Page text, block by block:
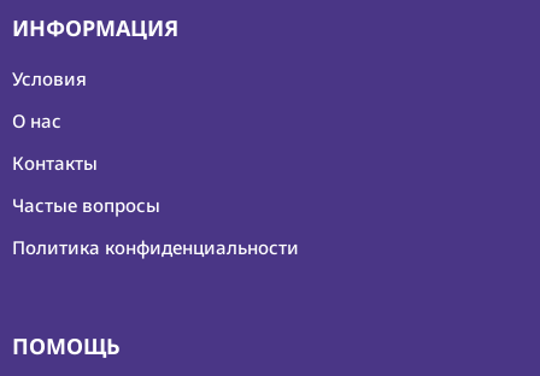
ИНФОРМАЦИЯ
Условия
О нас
Контакты
Частые вопросы
Политика конфиденциальности
ПОМОЩЬ